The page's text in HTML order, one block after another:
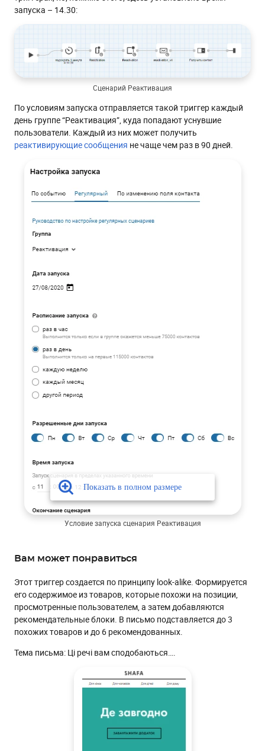
запуска – 14.30:
Сценарий Реактивация
По условиям запуска отправляется такой триггер каждый
день группе “Реактивация”, куда попадают уснувшие
пользователи. Каждый из них может получить
реактивирующие сообщения не чаще чем раз в 90 дней.
Условие запуска сценария Реактивация
Вам может понравиться
Этот триггер создается по принципу look-alike. Формируется
его содержимое из товаров, которые похожи на позиции,
просмотренные пользователем, а затем добавляются
рекомендательные блоки. В письмо подставляется до 3
похожих товаров и до 6 рекомендованных.
Тема письма: Ці речі вам сподобаються….